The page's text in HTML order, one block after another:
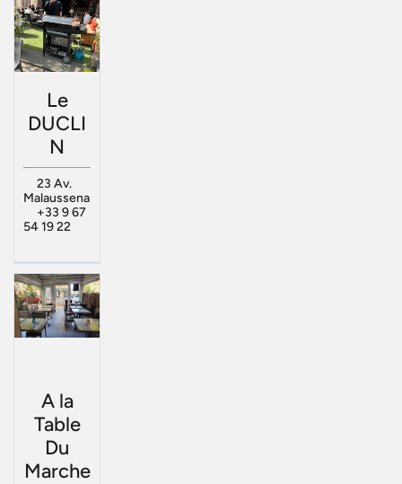
Le
DUCLI
N
23 Av.
Malaussena
+33 9 67
54 19 22
A la
Table
Du
Marche